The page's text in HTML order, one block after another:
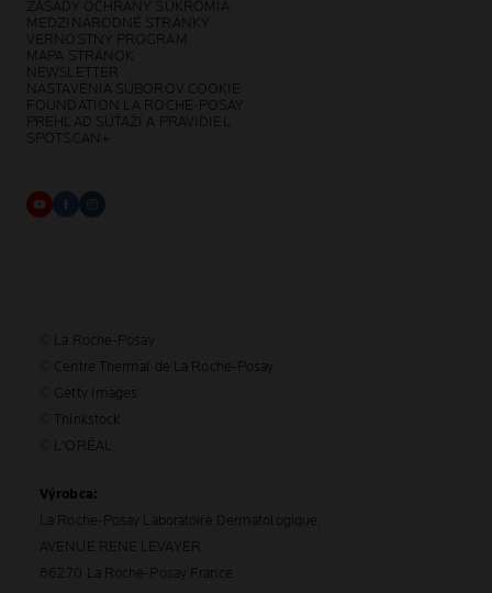
ZÁSADY OCHRANY SÚKROMIA
MEDZINÁRODNÉ STRÁNKY
VERNOSTNÝ PROGRAM
MAPA STRÁNOK
NEWSLETTER
NASTAVENIA SÚBOROV COOKIE
FOUNDATION LA ROCHE-POSAY
PREHĽAD SÚŤAŽÍ A PRAVIDIEL
SPOTSCAN+
© La Roche-Posay
© Centre Thermal de La Roche-Posay
© Getty Images
© Thinkstock
© L'ORÉAL
Výrobca:
La Roche-Posay Laboratoire Dermatologique,
AVENUE RENE LEVAYER
86270 La Roche-Posay France